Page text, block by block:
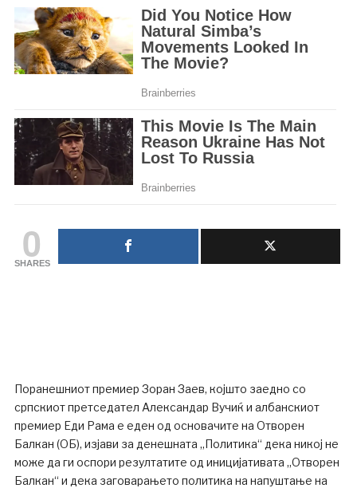
0
SHARES
Поранешниот премиер Зоран Заев, којшто заедно со
српскиот претседател Александар Вучиќ и албанскиот
премиер Еди Рама е еден од основачите на Отворен
Балкан (ОБ), изјави за денешната „Политика“ дека никој не
може да ги оспори резултатите од иницијативата „Отворен
Балкан“ и дека заговарањето политика на напуштање на